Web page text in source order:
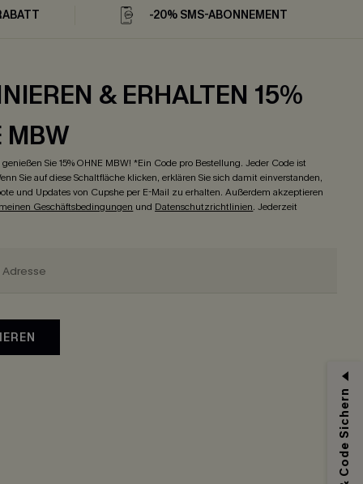
-20% SMS-ABONNEMENT
& ERHALTEN 15%
MBW
Sie 15% OHNE MBW! *Ein Code pro Bestellung. Jeder Code ist
Sie auf diese Schaltfläche klicken, erklären Sie sich damit einverstanden,
und Updates von Cupshe per E-Mail zu erhalten. Außerdem akzeptieren
Geschäftsbedingungen und Datenschutzrichtlinien. Jederzeit